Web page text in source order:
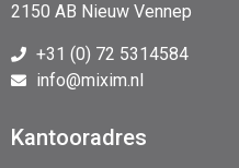
2150 AB Nieuw Vennep
+31 (0) 72 5314584
info@mixim.nl
Kantooradres